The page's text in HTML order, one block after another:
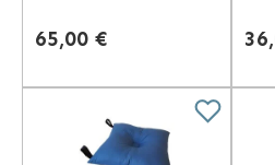
65,00 €